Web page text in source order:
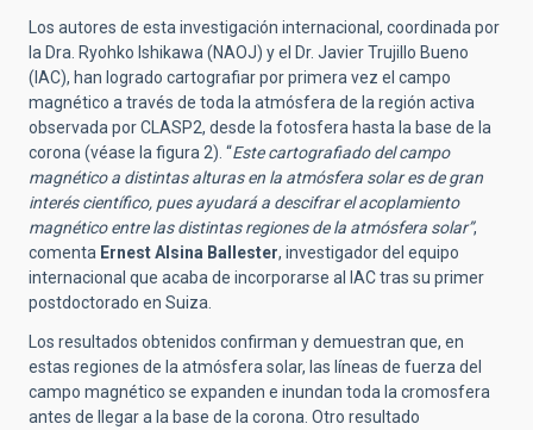
Los autores de esta investigación internacional, coordinada por
la Dra. Ryohko Ishikawa (NAOJ) y el Dr. Javier Trujillo Bueno
(IAC), han logrado cartografiar por primera vez el campo
magnético a través de toda la atmósfera de la región activa
observada por CLASP2, desde la fotosfera hasta la base de la
corona (véase la figura 2). “Este cartografiado del campo
magnético a distintas alturas en la atmósfera solar es de gran
interés científico, pues ayudará a descifrar el acoplamiento
magnético entre las distintas regiones de la atmósfera solar”,
comenta Ernest Alsina Ballester, investigador del equipo
internacional que acaba de incorporarse al IAC tras su primer
postdoctorado en Suiza.
Los resultados obtenidos confirman y demuestran que, en
estas regiones de la atmósfera solar, las líneas de fuerza del
campo magnético se expanden e inundan toda la cromosfera
antes de llegar a la base de la corona. Otro resultado